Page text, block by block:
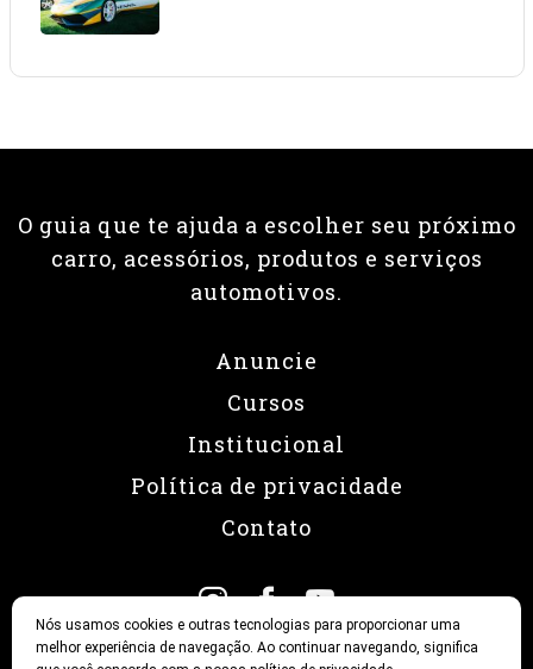
O guia que te ajuda a escolher seu próximo
carro, acessórios, produtos e serviços
automotivos.
Anuncie
Cursos
Institucional
Política de privacidade
Contato
Nós usamos cookies e outras tecnologias para proporcionar uma
melhor experiência de navegação. Ao continuar navegando, significa